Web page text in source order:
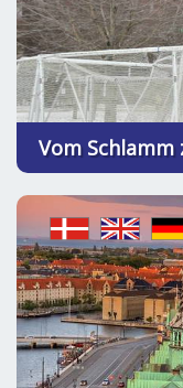
Vom Schlamm